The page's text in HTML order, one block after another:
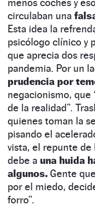
menos coches y
circulaban una
Esta idea la
psicólogo clínico y
que aprecia dos
pandemia. Por un
prudencia por
negacionismo, que
de la realidad”.
quienes toman la
pisando el
vista, el repunte de
debe a una huida
algunos. Gente
por el miedo,
forro”.